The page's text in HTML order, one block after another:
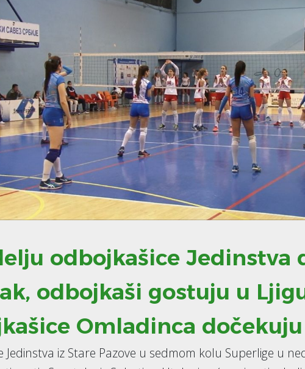
odbojkašice Jedinstva
odbojkaši gostuju u
Omladinca
Jedinstva iz Stare Pazove u sedmom kolu Superlige u